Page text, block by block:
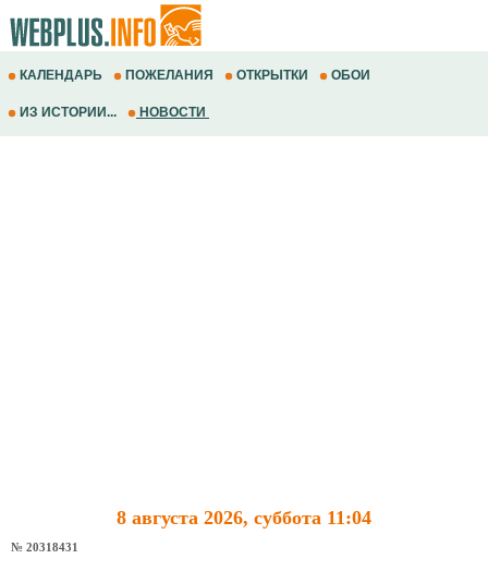
КАЛЕНДАРЬ ПОЖЕЛАНИЯ ОТКРЫТКИ ОБОИ
ИЗ ИСТОРИИ... НОВОСТИ
8 августа 2026, суббота 11:04
№ 20318431